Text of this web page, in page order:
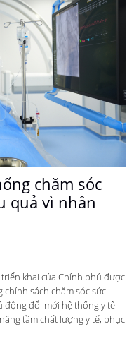
chăm sóc
quả vì nhân
khai của Chính phủ được
sách chăm sóc sức
động đổi mới hệ thống y tế
tầm chất lượng y tế, phục